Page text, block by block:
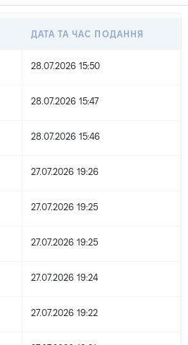
ДАТА ТА ЧАС ПОДАННЯ
28.07.2026 15:50
28.07.2026 15:47
28.07.2026 15:46
27.07.2026 19:26
27.07.2026 19:25
27.07.2026 19:25
27.07.2026 19:24
27.07.2026 19:22